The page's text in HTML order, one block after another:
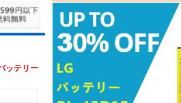
ッテリー